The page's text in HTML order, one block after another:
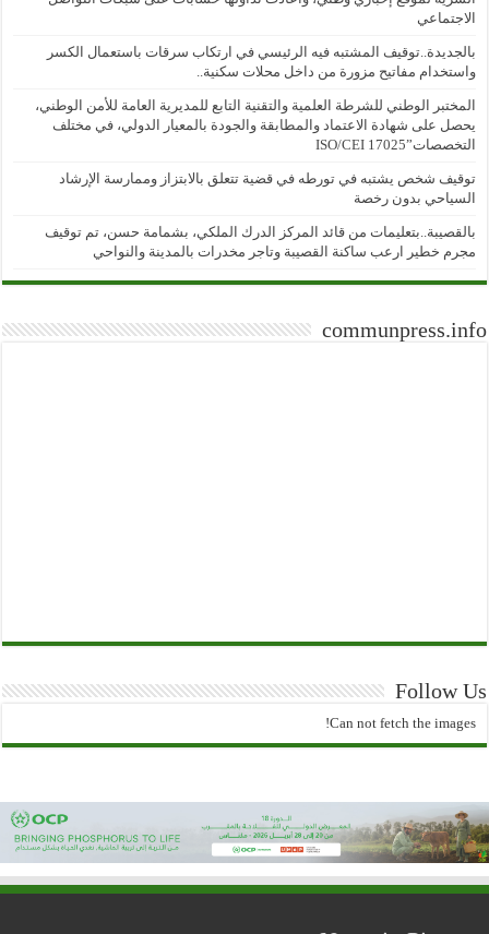
الاجتماعي
بالجديدة..توقيف المشتبه فيه الرئيسي في ارتكاب سرقات باستعمال الكسر
واستخدام مفاتيح مزورة من داخل محلات سكنية..
المختبر الوطني للشرطة العلمية والتقنية التابع للمديرية العامة للأمن الوطني،
يحصل على شهادة الاعتماد والمطابقة والجودة بالمعيار الدولي، في مختلف
التخصصات”ISO/CEI 17025
توقيف شخص يشتبه في تورطه في قضية تتعلق بالابتزاز وممارسة الإرشاد
السياحي بدون رخصة
بالقصيبة..بتعليمات من قائد المركز الدرك الملكي، بشمامة حسن، تم توقيف
مجرم خطير ارعب ساكنة القصيبة وتاجر مخدرات بالمدينة والنواحي
communpress.info
Follow Us
Can not fetch the images!